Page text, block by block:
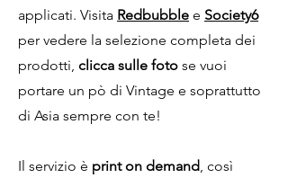
applicati. Visita Redbubble e Society6
per vedere la selezione completa dei
prodotti, clicca sulle foto se vuoi
portare un pò di Vintage e soprattutto
di Asia sempre con te!
Il servizio è print on demand, così